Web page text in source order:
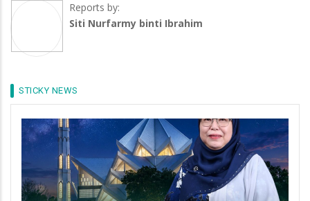
Reports by:
Siti Nurfarmy binti Ibrahim
STICKY NEWS